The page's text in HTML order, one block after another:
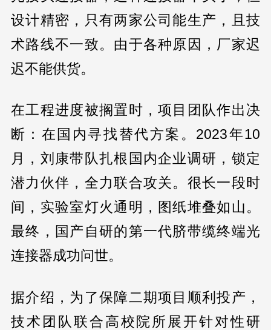
设计精密，只有两家公司能生产，且技
术路线不一致。由于各种原因，厂家迟
迟不能供货。
在工程进度被搁置时，项目团队作出决
断：在国内寻找替代方案。2023年10
月，刘康带队扎根国内企业调研，锁定
潜力伙伴，全力联合攻关。很长一段时
间，实验室灯火通明，图纸堆叠如山。
最终，国产自研的第一代脐带缆终端光
连接器成功问世。
据介绍，为了保障二期项目顺利投产，
技术团队联合高校院所展开针对性研